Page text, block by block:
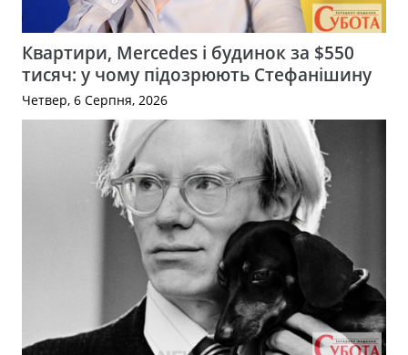
Квартири, Mercedes і будинок за $550
тисяч: у чому підозрюють Стефанішину
Четвер, 6 Серпня, 2026